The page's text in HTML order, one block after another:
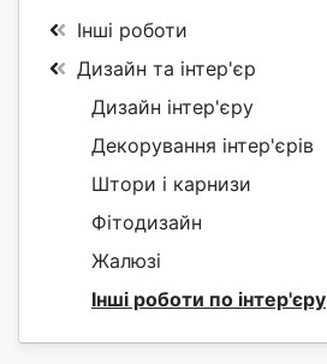
Інші роботи
Дизайн та інтер'єр
Дизайн інтер'єру
Декорування інтер'єрів
Штори і карнизи
Фітодизайн
Жалюзі
Інші роботи по інтер'єру